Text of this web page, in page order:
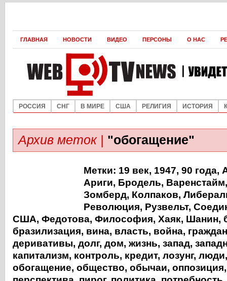
ГЛАВНАЯ НОВОСТИ ВИДЕО ПЕРСОНЫ О НАС
РОССИЯ СНГ В МИРЕ США РЕЛИГИЯ ИСТОРИЯ
Архив меток | "обогащение"
Метки: 19 век, 1947, 90 года,
Ариги, Бродель, Варенстайм
Зомберд, Колпаков,
Революция, Рузвельт,
США, Федотова, Философия, Хаяк, Шанин,
бразилизация, вина, власть, война,
деривативы, долг, дом, жизнь, запад,
капитализм, контроль, кредит, лозунг, люди
обогащение, общество, обычаи, оппозиция